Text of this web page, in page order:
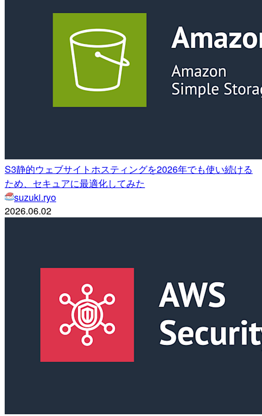
S3静的ウェブサイトホスティングを2026年でも使い続ける
ため、セキュアに最適化してみた
suzuki.ryo
2026.06.02